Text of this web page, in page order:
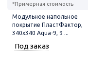
*Примерная стоимость
Модульное напольное
покрытие ПластФактор,
340x340 Aqua-9, 9 ...
Под заказ